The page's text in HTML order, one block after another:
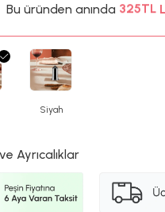
Bu üründen anında %5
%5
Siyah
Ayrıcalıklar